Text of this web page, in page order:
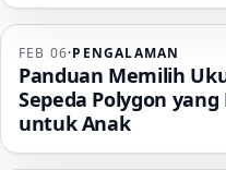
FEB 06·PENGALAMAN
Panduan Memilih
Sepeda Polygon yang
untuk Anak